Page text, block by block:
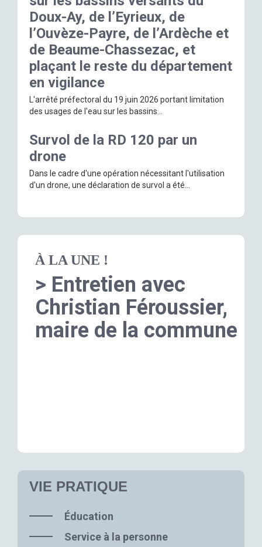
Doux-Ay, de l’Eyrieux, de
l’Ouvèze-Payre, de l’Ardèche et
de Beaume-Chassezac, et
plaçant le reste du département
en vigilance
L'arrêté préfectoral du 19 juin 2026 portant limitation
des usages de l'eau sur les bassins...
Survol de la RD 120 par un
drone
Dans le cadre d'une opération nécessitant l'utilisation
d'un drone, une déclaration de survol a été...
À LA UNE !
> Entretien avec
Christian Féroussier,
maire de la commune
VIE PRATIQUE
Éducation
Service à la personne